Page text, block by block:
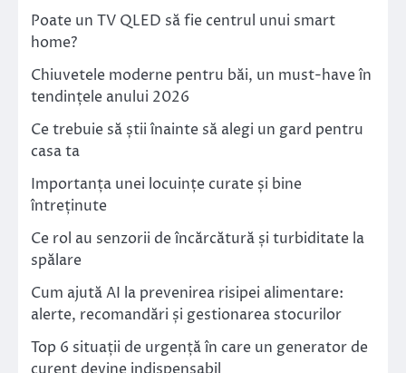
Poate un TV QLED să fie centrul unui smart
home?
Chiuvetele moderne pentru băi, un must-have în
tendințele anului 2026
Ce trebuie să știi înainte să alegi un gard pentru
casa ta
Importanța unei locuințe curate și bine
întreținute
Ce rol au senzorii de încărcătură și turbiditate la
spălare
Cum ajută AI la prevenirea risipei alimentare:
alerte, recomandări și gestionarea stocurilor
Top 6 situații de urgență în care un generator de